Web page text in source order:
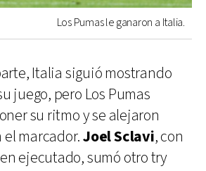
Los Pumas le ganaron a Italia.
Italia siguió mostrando
juego, pero Los Pumas
su ritmo y se alejaron
el marcador.Joel Sclavi, con
ejecutado, sumó otro try